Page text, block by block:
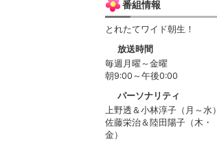
番組情報
とれたてワイド朝生！
放送時間
毎週月曜～金曜
朝9:00～午後0:00
パーソナリティ
上野透＆小林淳子（月～水）
佐藤栄治＆陸田陽子（木・
金）